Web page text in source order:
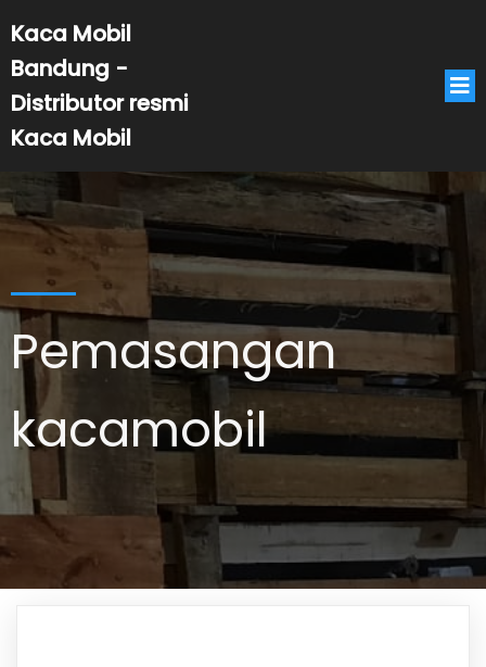
Kaca Mobil
Bandung -
Distributor resmi
Kaca Mobil
Pemasangan
kacamobil